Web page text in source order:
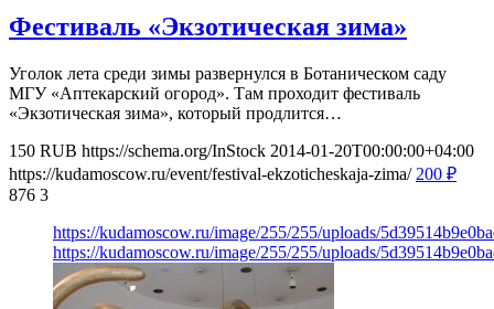
Фестиваль «Экзотическая зима»
Уголок лета среди зимы развернулся в Ботаническом саду
МГУ «Аптекарский огород». Там проходит фестиваль
«Экзотическая зима», который продлится…
150 RUB https://schema.org/InStock 2014-01-20T00:00:00+04:00
https://kudamoscow.ru/event/festival-ekzoticheskaja-zima/ 200 ₽
876 3
https://kudamoscow.ru/image/255/255/uploads/
https://kudamoscow.ru/image/255/255/uploads/